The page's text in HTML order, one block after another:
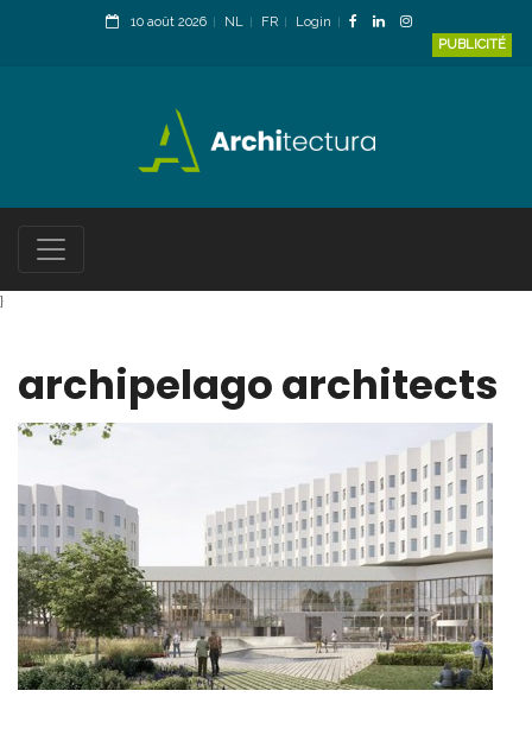
10 août 2026 NL FR
Login
PUBLICITÉ
}
archipelago architects